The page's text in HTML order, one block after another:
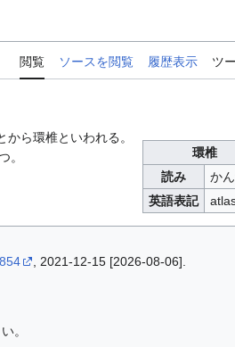
閲覧 ソースを閲覧 履歴表示 ツ
環椎
読み
か
英語表記
ら環椎といわれる。
。
, 2021-12-15 [2026-08-06].
。